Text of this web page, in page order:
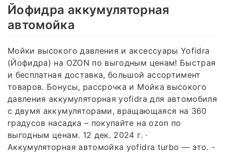
Йофидра аккумуляторная
автомойка
Мойки высокого давления и аксессуары Yofidra
(Йофидра) на OZON по выгодным ценам! Быстрая
и бесплатная доставка, большой ассортимент
товаров. Бонусы, рассрочка и Мойка высокого
давления аккумуляторная yofidra для автомобиля
с двумя аккумуляторами, вращающаяся на 360
градусов насадка – покупайте на ozon по
выгодным ценам. 12 дек. 2024 г. ·
Аккумуляторная автомойка yofidra turbo — это. -